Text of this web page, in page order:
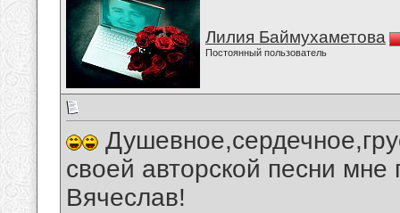
Лилия Баймухаметова
Постоянный пользователь
своей авторской песни
Вячеслав!